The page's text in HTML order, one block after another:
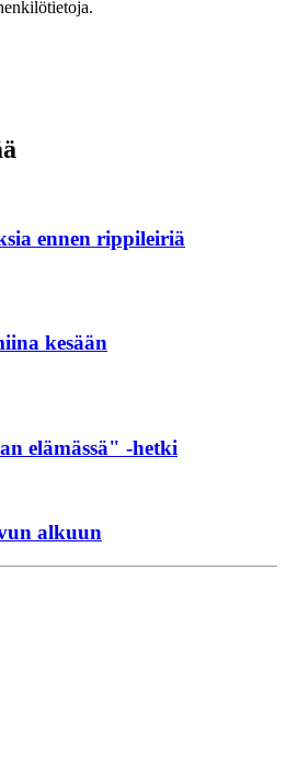
ennen rippileiriä
kesään
elämässä" -hetki
alkuun